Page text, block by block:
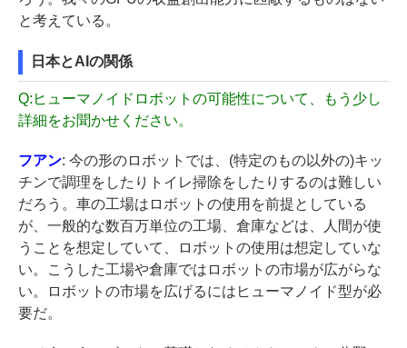
と考えている。
日本とAIの関係
Q: ヒューマノイドロボットの可能性について、もう少し
詳細をお聞かせください。
フアン: 今の形のロボットでは、(特定のもの以外の)キッ
チンで調理をしたりトイレ掃除をしたりするのは難しい
だろう。車の工場はロボットの使用を前提としている
が、一般的な数百万単位の工場、倉庫などは、人間が使
うことを想定していて、ロボットの使用は想定していな
い。こうした工場や倉庫ではロボットの市場が広がらな
い。ロボットの市場を広げるにはヒューマノイド型が必
要だ。